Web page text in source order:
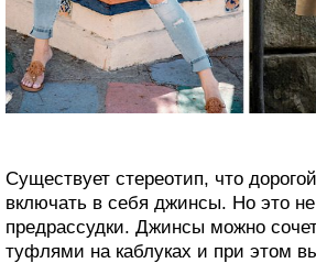
Существует стереотип, что
включать в себя джинсы. Но это
предрассудки. Джинсы можно
туфлями на каблуках и при этом